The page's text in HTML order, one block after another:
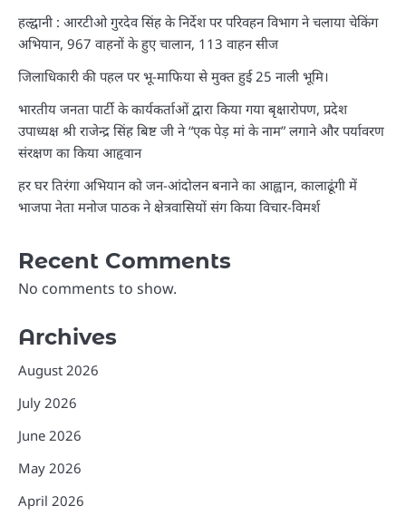
हल्द्वानी : आरटीओ गुरदेव सिंह के निर्देश पर परिवहन विभाग ने चलाया चेकिंग
अभियान, 967 वाहनों के हुए चालान, 113 वाहन सीज
जिलाधिकारी की पहल पर भू-माफिया से मुक्त हुई 25 नाली भूमि।
भारतीय जनता पार्टी के कार्यकर्ताओं द्वारा किया गया बृक्षारोपण, प्रदेश
उपाध्यक्ष श्री राजेन्द्र सिंह बिष्ट जी ने “एक पेड़ मां के नाम” लगाने और पर्यावरण
संरक्षण का किया आहृवान
हर घर तिरंगा अभियान को जन-आंदोलन बनाने का आह्वान, कालाढूंगी में
भाजपा नेता मनोज पाठक ने क्षेत्रवासियों संग किया विचार-विमर्श
Recent Comments
No comments to show.
Archives
August 2026
July 2026
June 2026
May 2026
April 2026